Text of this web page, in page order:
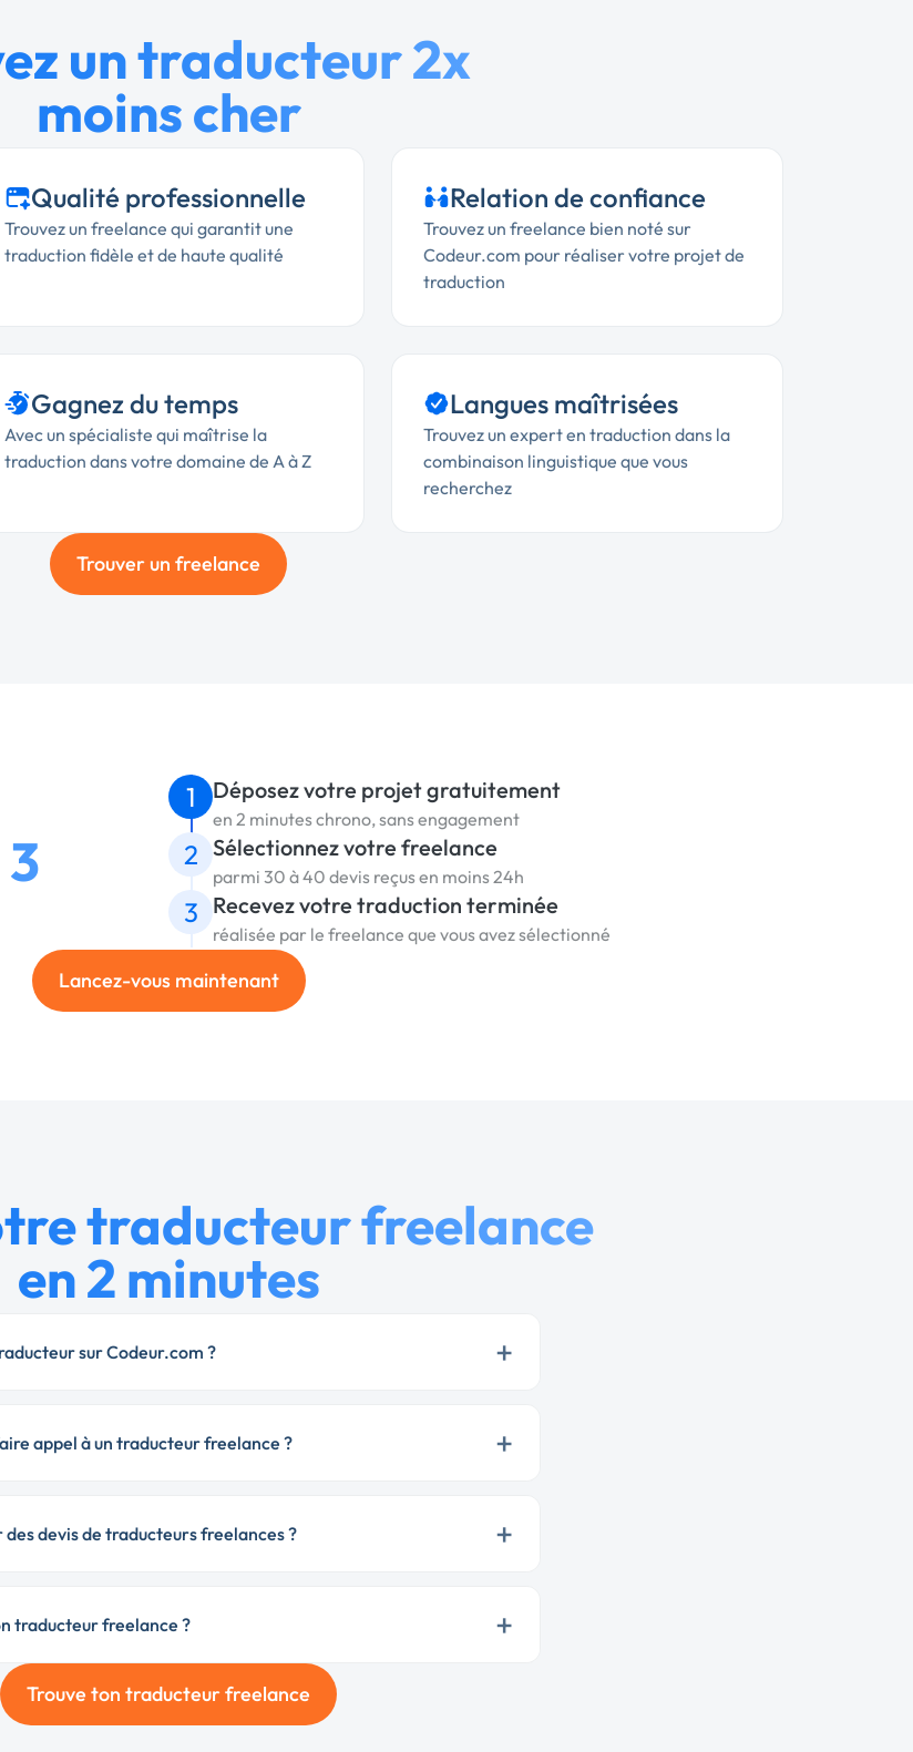
un traducteur 2x
moins cher
Qualité professionnelle
Trouvez un freelance qui garantit une
traduction fidèle et de haute qualité
Relation de confiance
Trouvez un freelance bien noté sur
Codeur.com pour réaliser votre projet de
traduction
Gagnez du temps
Avec un spécialiste qui maîtrise la
traduction dans votre domaine de A à Z
Langues maîtrisées
Trouvez un expert en traduction dans la
combinaison linguistique que vous
recherchez
Trouver un freelance
1 Déposez votre projet gratuitement
en 2 minutes chrono, sans engagement
2 Sélectionnez votre freelance
parmi 30 à 40 devis reçus en moins 24h
3 Recevez votre traduction terminée
réalisée par le freelance que vous avez sélectionné
Lancez-vous maintenant
traducteur freelance
en 2 minutes
sur Codeur.com ? +
appel à un traducteur freelance ? +
devis de traducteurs freelances ? +
traducteur freelance ? +
Trouve ton traducteur freelance